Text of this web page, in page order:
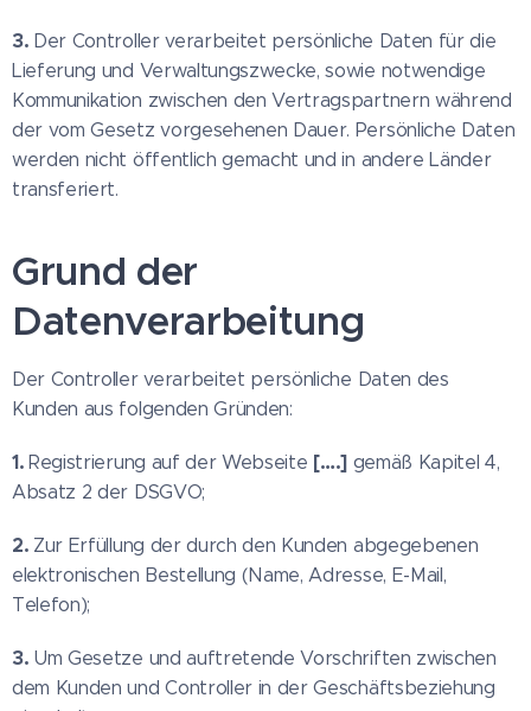
3. Der Controller verarbeitet persönliche Daten für die
Lieferung und Verwaltungszwecke, sowie notwendige
Kommunikation zwischen den Vertragspartnern während
der vom Gesetz vorgesehenen Dauer. Persönliche Daten
werden nicht öffentlich gemacht und in andere Länder
transferiert.
Grund der
Datenverarbeitung
Der Controller verarbeitet persönliche Daten des
Kunden aus folgenden Gründen:
1.Registrierung auf der Webseite [….]gemäß Kapitel 4,
Absatz 2 der DSGVO;
2. Zur Erfüllung der durch den Kunden abgegebenen
elektronischen Bestellung (Name, Adresse, E-Mail,
Telefon);
3. Um Gesetze und auftretende Vorschriften zwischen
dem Kunden und Controller in der Geschäftsbeziehung